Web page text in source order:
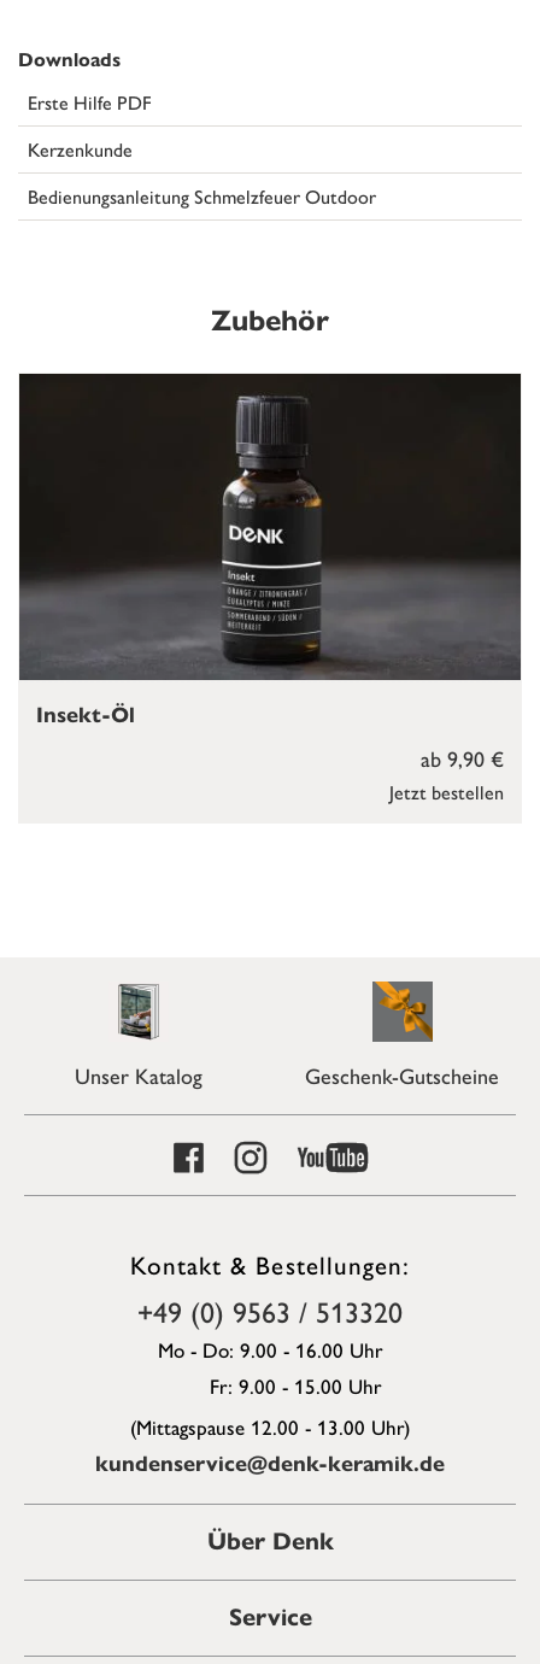
Downloads
Erste Hilfe PDF
Kerzenkunde
Bedienungsanleitung Schmelzfeuer Outdoor
Zubehör
Jetzt bestellen
ab 9,90 €
Insekt-Öl
Unser Katalog Geschenk-Gutscheine
Kontakt & Bestellungen:
+49 (0) 9563 / 513320
Mo - Do: 9.00 - 16.00 Uhr
Fr: 9.00 - 15.00 Uhr
(Mittagspause 12.00 - 13.00 Uhr)
kundenservice@denk-keramik.de
Über Denk
Service